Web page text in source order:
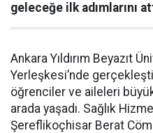
geleceğe ilk adımlarını
Ankara Yıldırım Beyazıt
Yerleşkesi’nde
öğrenciler ve aileleri
arada yaşadı. Sağlık
Şereflikoçhisar Berat